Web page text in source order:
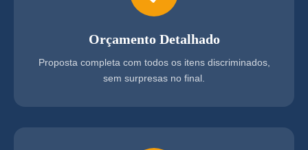
Orçamento Detalhado
Proposta completa com todos os itens discriminados,
sem surpresas no final.